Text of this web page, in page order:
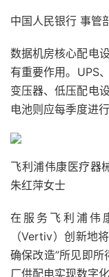
中国人民银行 事管
数据机房核心配电
有重要作用。UPS
变压器、低压配电
电池则应每季度进
飞利浦伟康医疗器
朱红萍女士
在服务飞利浦伟
（Vertiv）创新地
确保改造”所见即
厂供配电实现数字